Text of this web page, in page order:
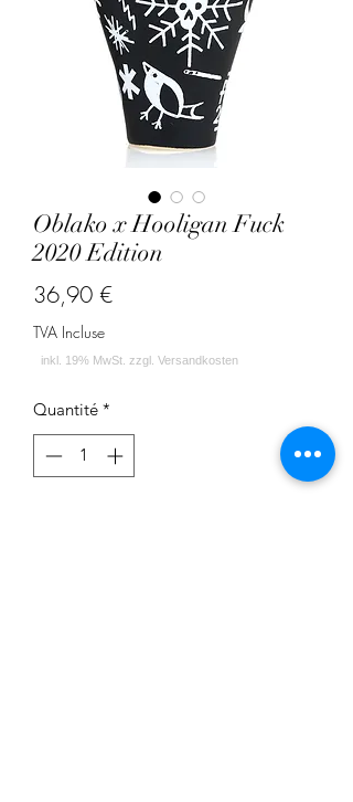
Oblako x Hooligan Fuck
2020 Edition
36,90 €Prix
TVA Incluse
Quantité *